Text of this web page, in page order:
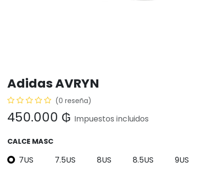
Adidas AVRYN
(0 reseña)
450.000 ₲ Impuestos incluidos
CALCE MASC
7US 7.5US 8US 8.5US 9US